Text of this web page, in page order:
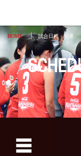
HOME 試合日程・結果
☰